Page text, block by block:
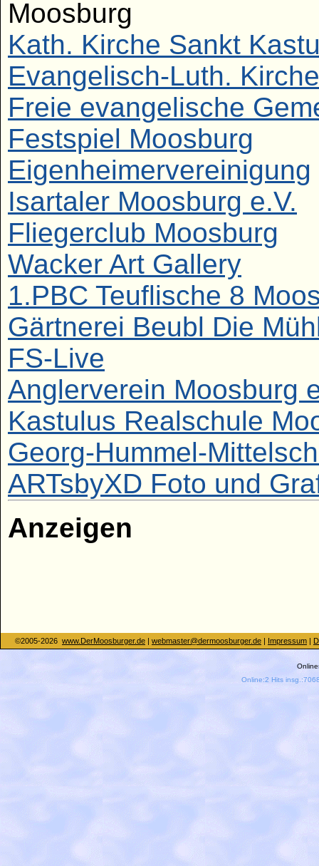
Moosburg
Kath. Kirche Sankt
Evangelisch-Luth. Kirche
Freie evangelische
Festspiel Moosburg
Eigenheimervereinigung
Isartaler Moosburg e.V.
Fliegerclub Moosburg
Wacker Art Gallery
1.PBC Teuflische 8
Gärtnerei Beubl Die
FS-Live
Anglerverein Moosburg
Kastulus Realschule
Georg-Hummel-
ARTsbyXD Foto und
Anzeigen
©2005-2026 www.DerMoosburger.de | webmaster@dermoosburger.de | Impressum |